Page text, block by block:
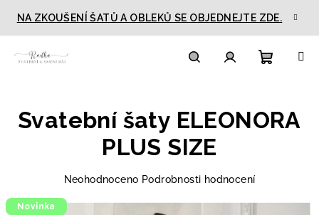
obsah
NA ZKOUŠENÍ ŠATŮ A OBLEKŮ SE OBJEDNEJTE ZDE.
košík
Svatební šaty ELEONORA
PLUS SIZE
Průměrné
Neohodnoceno Podrobnosti hodnocení
Novinka